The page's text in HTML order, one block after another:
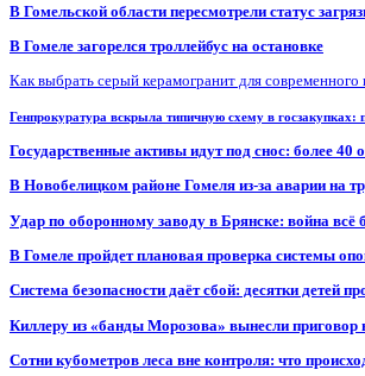
В Гомельской области пересмотрели статус
В Гомеле загорелся троллейбус на остановке
Как выбрать серый керамогранит для современного
Генпрокуратура вскрыла типичную схему в госзакупках:
Государственные активы идут под снос: более 40
В Новобелицком районе Гомеля из-за аварии на
Удар по оборонному заводу в Брянске: война всё
В Гомеле пройдет плановая проверка системы
Система безопасности даёт сбой: десятки детей
Киллеру из «банды Морозова» вынесли приговор
Сотни кубометров леса вне контроля: что